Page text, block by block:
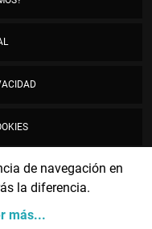
de navegación en
la diferencia.
más...